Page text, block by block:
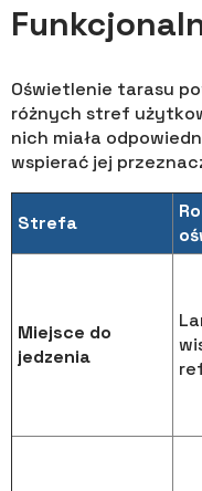
Oświetlenie tarasu
różnych stref
nich miała
wspierać jej
Strefa
Miejsce do
jedzenia